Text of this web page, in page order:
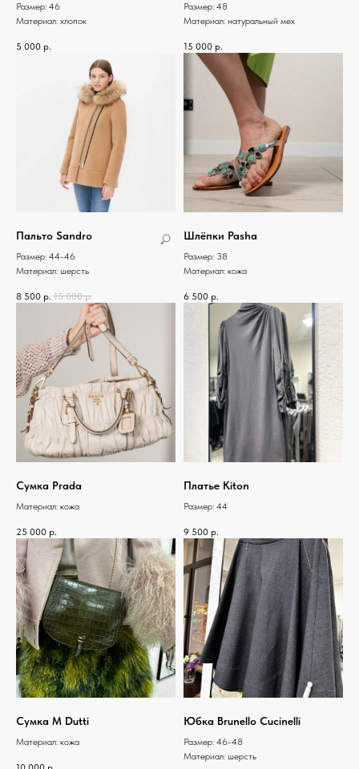
Размер: 46
Материал: хлопок
5 000 р.
Размер: 48
Материал: натуральный мех
15 000 р.
Пальто Sandro
Размер: 44-46
Материал: шерсть
8 500 р. 15 000 р.
Шлёпки Pasha
Размер: 38
Материал: кожа
6 500 р.
Сумка Prada
Материал: кожа
25 000 р.
Платье Kiton
Размер: 44
9 500 р.
Сумка M Dutti
Материал: кожа
Юбка Brunello Cucinelli
Размер: 46-48
Материал: шерсть